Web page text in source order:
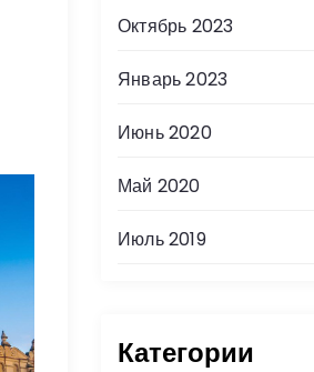
Октябрь 2023
Январь 2023
Июнь 2020
Май 2020
Июль 2019
Категории